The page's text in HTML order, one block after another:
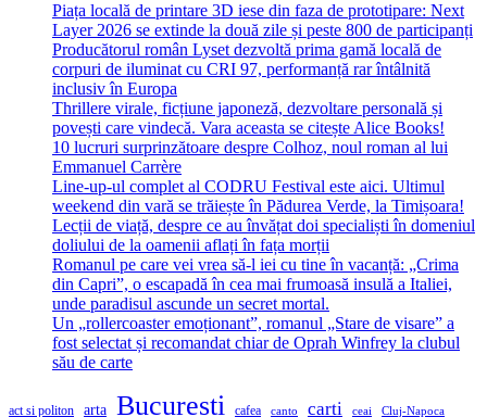
Piața locală de printare 3D iese din faza de prototipare: Next
Layer 2026 se extinde la două zile și peste 800 de participanți
Producătorul român Lyset dezvoltă prima gamă locală de
corpuri de iluminat cu CRI 97, performanță rar întâlnită
inclusiv în Europa
Thrillere virale, ficțiune japoneză, dezvoltare personală și
povești care vindecă. Vara aceasta se citește Alice Books!
10 lucruri surprinzătoare despre Colhoz, noul roman al lui
Emmanuel Carrère
Line-up-ul complet al CODRU Festival este aici. Ultimul
weekend din vară se trăiește în Pădurea Verde, la Timișoara!
Lecții de viață, despre ce au învățat doi specialiști în domeniul
doliului de la oamenii aflați în fața morții
Romanul pe care vei vrea să-l iei cu tine în vacanță: „Crima
din Capri”, o escapadă în cea mai frumoasă insulă a Italiei,
unde paradisul ascunde un secret mortal.
Un „rollercoaster emoționant”, romanul „Stare de visare” a
fost selectat și recomandat chiar de Oprah Winfrey la clubul
său de carte
act si politon arta Bucuresti cafea canto carti ceai Cluj-Napoca